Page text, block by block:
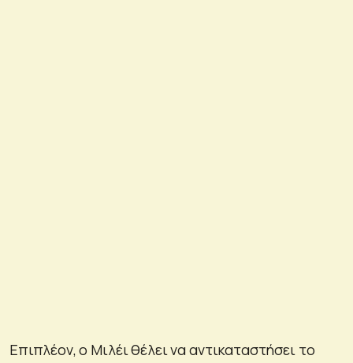
Επιπλέον, ο Μιλέι θέλει να αντικαταστήσει το